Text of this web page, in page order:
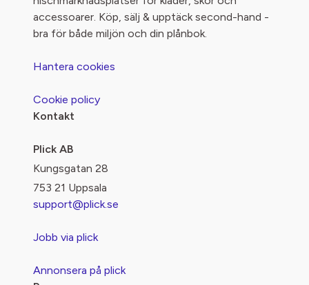
accessoarer. Köp, sälj & upptäck second-hand -
bra för både miljön och din plånbok.
Hantera cookies
Cookie policy
Kontakt
Plick AB
Kungsgatan 28
753 21 Uppsala
support@plick.se
Jobb via plick
Annonsera på plick